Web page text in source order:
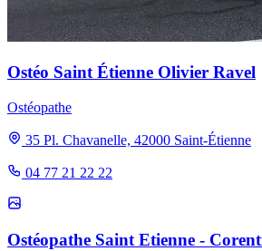
Ostéo Saint Étienne Olivier Ravel
Ostéopathe
35 Pl. Chavanelle, 42000 Saint-Étienne
04 77 21 22 22
Ostéopathe Saint Etienne -